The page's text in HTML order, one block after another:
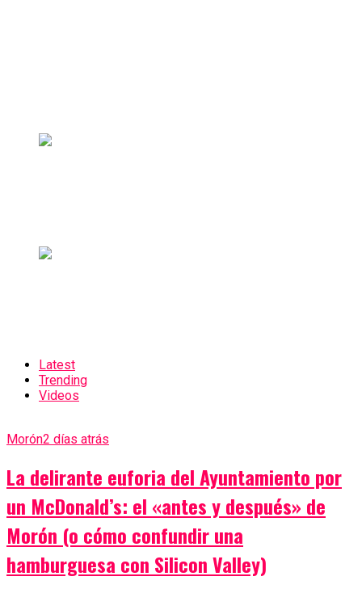
Latest
Trending
Videos
Morón2 días atrás
La delirante euforia del Ayuntamiento por
un McDonald’s: el «antes y después» de
Morón (o cómo confundir una
hamburguesa con Silicon Valley)